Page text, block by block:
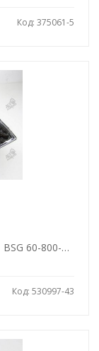
Код: 375061-5
BSG 60-800-011
Код: 530997-43